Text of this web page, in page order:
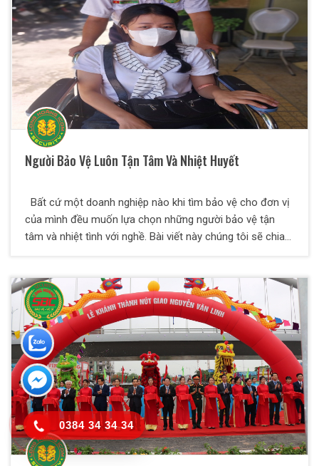
Người Bảo Vệ Luôn Tận Tâm Và Nhiệt Huyết
Bất cứ một doanh nghiệp nào khi tìm bảo vệ cho đơn vị
của mình đều muốn lựa chọn những người bảo vệ tận
tâm và nhiệt tình với nghề. Bài viết này chúng tôi sẽ chia
chọn cho mình những nhân viên bảo vệ chất lượng nhất.
0384 34 34 34